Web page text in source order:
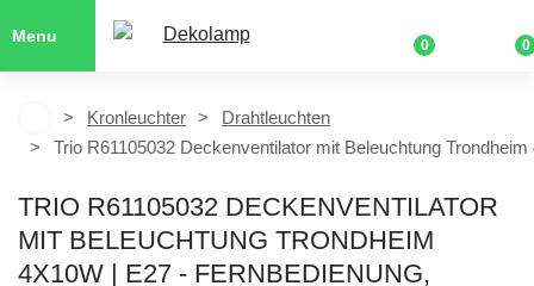
Menu
0 0
Kronleuchter
Drahtleuchten
Trio R61105032 Deckenventilator mit Beleuchtung
TRIO R61105032 DECKENVENTILATOR
MIT BELEUCHTUNG TRONDHEIM
4X10W | E27 - FERNBEDIENUNG,